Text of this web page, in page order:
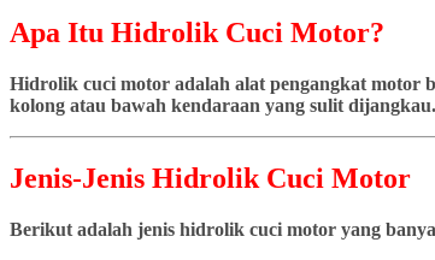
Apa Itu Hidrolik Cuci Motor?
Hidrolik cuci motor adalah alat pengangkat motor
kolong atau bawah kendaraan yang sulit
Jenis-Jenis Hidrolik Cuci Motor
Berikut adalah jenis hidrolik cuci motor yang